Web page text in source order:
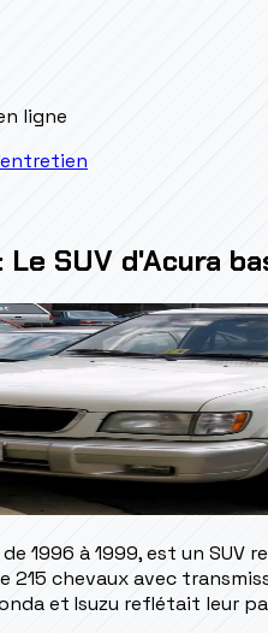
ligne
Le SUV d'Acura
de 1996 à 1999, est un
215 chevaux avec
et Isuzu reflétait leur